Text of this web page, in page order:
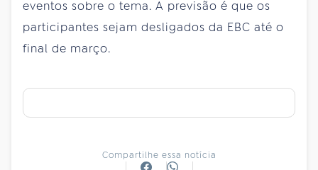
eventos sobre o tema. A previsão é que os
participantes sejam desligados da EBC até o
final de março.
Compartilhe essa notícia